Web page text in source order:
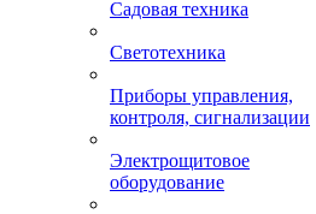
Садовая техника
Светотехника
Приборы управления,
контроля, сигнализации
Электрощитовое
оборудование